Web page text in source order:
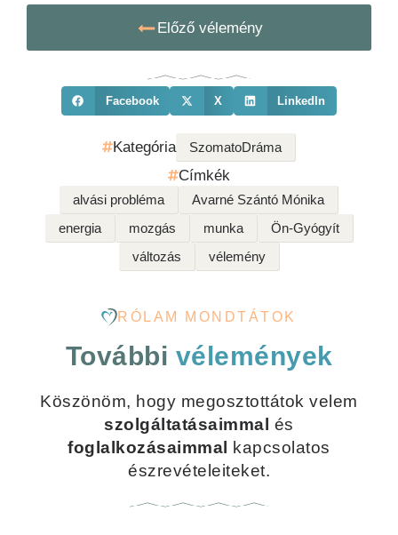
Előző vélemény
Facebook X LinkedIn
Kategória SzomatoDráma
Címkék
alvási probléma
Avarné Szántó Mónika
energia
mozgás munka
Ön-Gyógyít
változás
vélemény
RÓLAM MONDTÁTOK
További vélemények
Köszönöm, hogy megosztottátok velem
szolgáltatásaimmal és
foglalkozásaimmal
kapcsolatos
észrevételeiteket.